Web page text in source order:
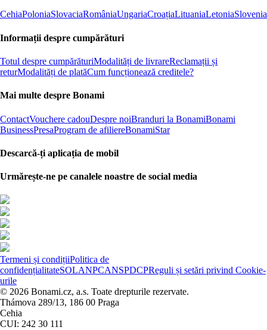
CehiaPoloniaSlovaciaRomâniaUngariaCroațiaLituaniaLetoniaSlovenia
Informații despre cumpărături
Totul despre cumpărăturiModalități de livrareReclamații și
returModalități de platăCum funcționează creditele?
Mai multe despre Bonami
ContactVouchere cadouDespre noiBranduri la BonamiBonami
BusinessPresaProgram de afiliereBonamiStar
Descarcă-ți aplicația de mobil
Urmărește-ne pe canalele noastre de social media
Termeni și condițiiPolitica de
confidențialitateSOLANPCANSPDCPReguli și setări privind Cookie-
urile
© 2026 Bonami.cz, a.s. Toate drepturile rezervate.
Thámova 289/13, 186 00 Praga
Cehia
CUI: 242 30 111